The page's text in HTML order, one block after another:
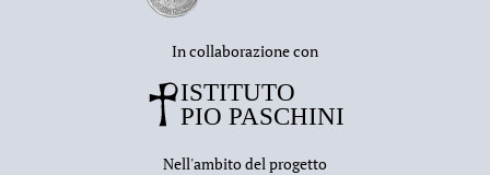
In collaborazione con
Nell'ambito del progetto